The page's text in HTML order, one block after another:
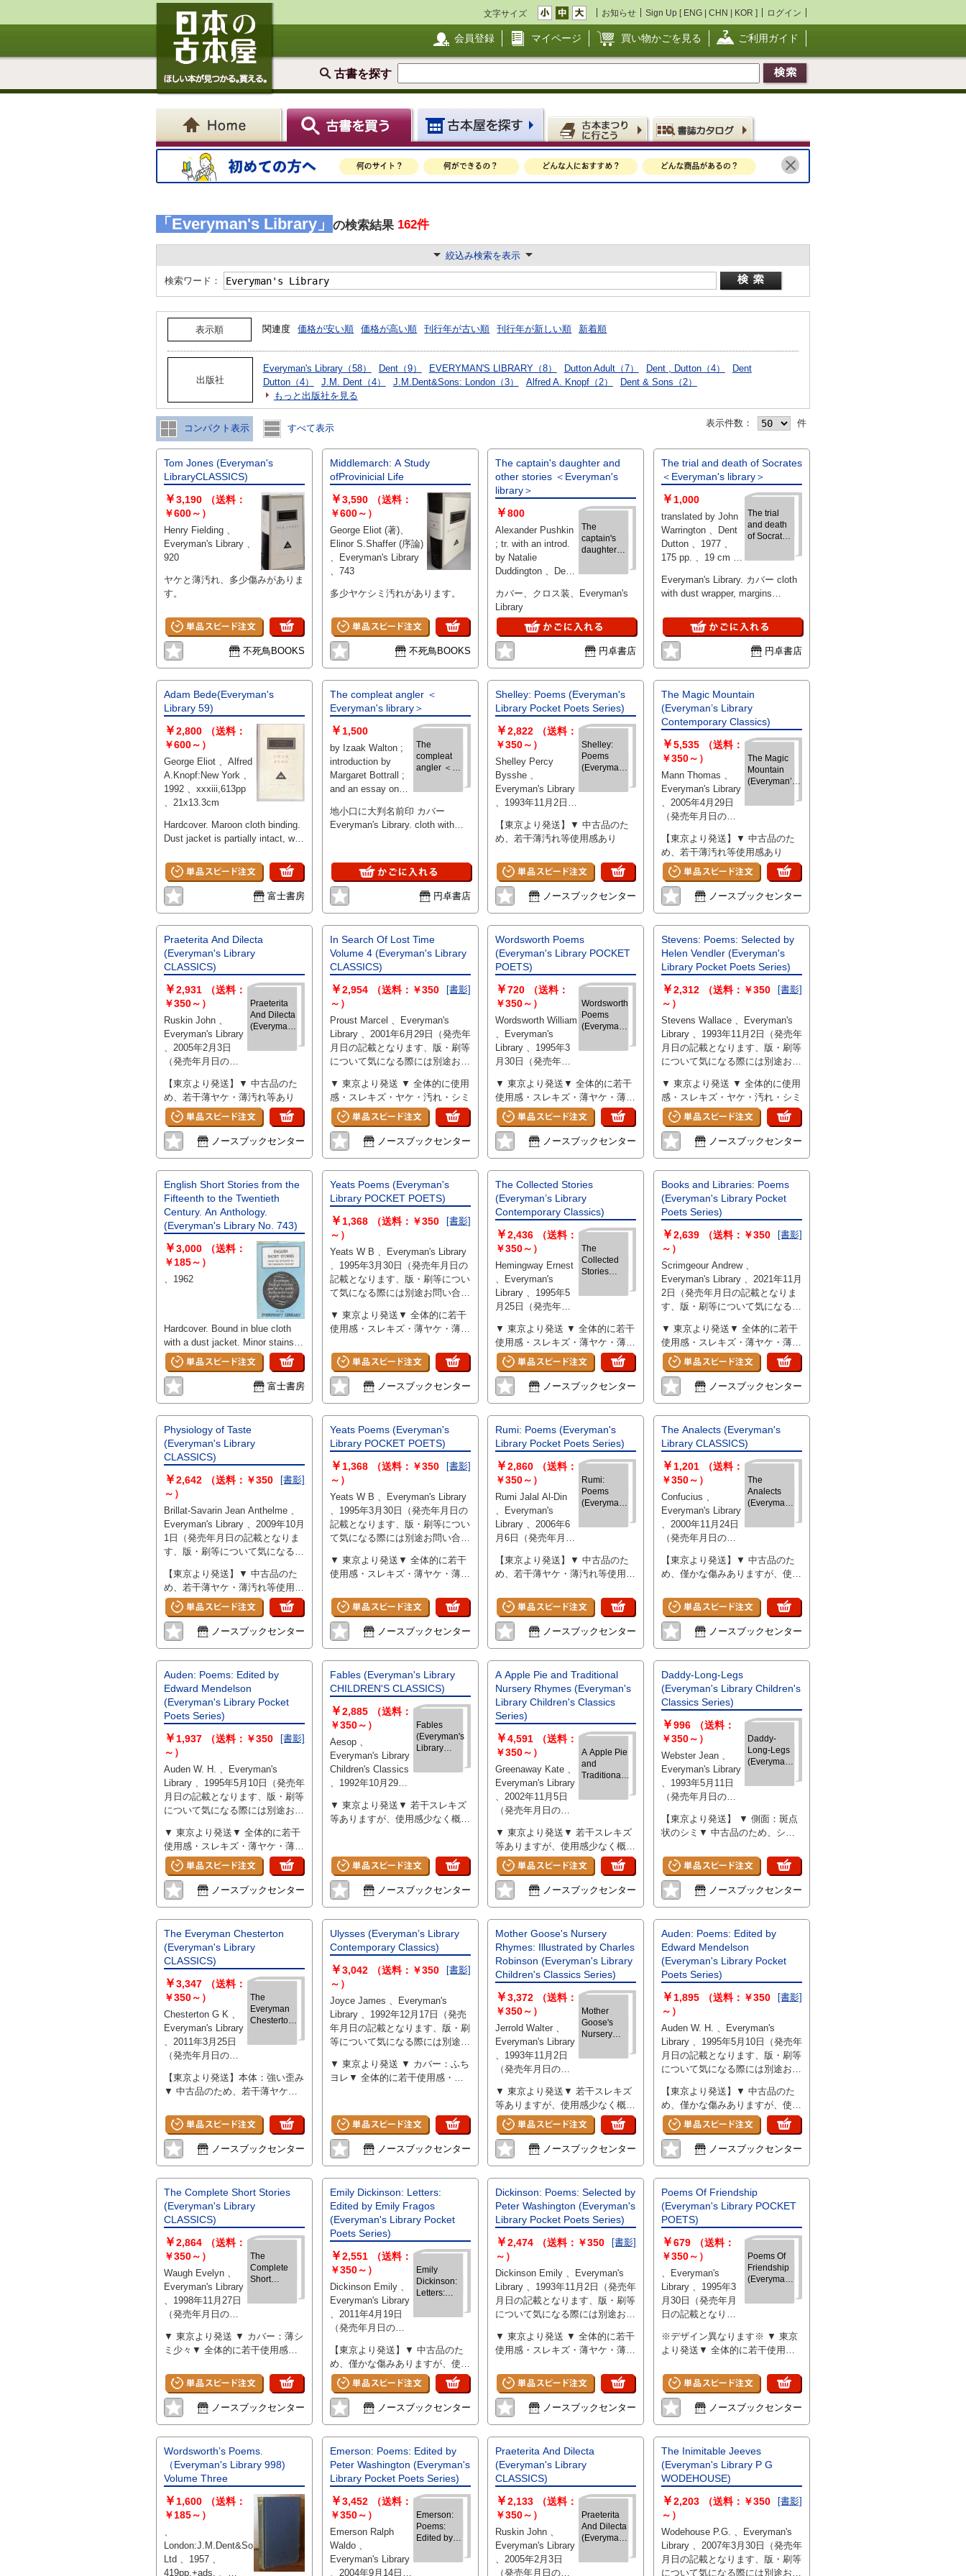
文字サイズ お知らせ Sign Up [ ENG | CHN | KOR ] ログイン
会員登録 マイページ 買い物かごを見る ご利用ガイド
古書を探す
「Everyman's Library」 の検索結果 162件
絞込み検索を表示
検索ワード：
表示順 関連度 価格が安い順 価格が高い順 刊行年が古い順 刊行年が新しい順 新着順
出版社
Everyman's Library（58） Dent（9） EVERYMAN'S LIBRARY（8） Dutton Adult（7） Dent , Dutton（4）
Dent
Dutton（4）
J.M. Dent（4） J.M.Dent&Sons: London（3） Alfred A. Knopf（2）
Dent & Sons（2）
もっと出版社を見る
コンパクト表示 すべて表示 表示件数： 件
Tom Jones (Everyman's
LibraryCLASSICS)
￥3,190
（送料：
￥600～）
Henry Fielding 、
Everyman's Library 、
920
ヤケと薄汚れ、多少傷みがありま
す。
不死鳥BOOKS
Middlemarch: A Study
ofProvinicial Life
￥3,590
（送料：
￥600～）
George Eliot (著)、
Elinor S.Shaffer (序論)
、Everyman's Library
、743
多少ヤケシミ汚れがあります。
不死鳥BOOKS
The captain's daughter and
other stories ＜Everyman's
library＞
The
captain's
daughter
stories ＜
library＞
￥800
Alexander Pushkin
; tr. with an introd.
by Natalie
Duddington 、Dent
viii, 280 p. 、19 cm
、1
カバー、クロス装、Everyman's
Library
円卓書店
The trial and death of Socrates
＜Everyman's library＞
The trial
and death
of Socrates
Everyman's
￥ 1,000
translated by John
Warrington 、Dent
Dutton 、1977 、
175 pp. 、19 cm 、
Everyman's Library. カバー cloth
with dust wrapper, margins
円卓書店
Adam Bede(Everyman's
Library 59)
￥2,800
（送料：
￥600～）
George Eliot 、Alfred
A.Knopf:New York 、
1992 、xxxiii,613pp
、21x13.3cm
Hardcover. Maroon cloth binding.
Dust jacket is partially intact, with
remaining. There is minor
spotting on the top edge. The text
block is bright, crisp, and clean.
富士書房
The compleat angler ＜
Everyman's library＞
The
compleat
angler ＜
library＞
￥ 1,500
by Izaak Walton ;
introduction by
Margaret Bottrall ;
and an essay on
Andrew Lang 、
J.M. Dent 、1970
地小口に大判名前印 カバー
Everyman's Library. cloth with
円卓書店
Shelley: Poems (Everyman's
Library Pocket Poets Series)
Shelley:
Poems
(Everyman's
Pocket
￥2,822
（送料：
￥350～）
Shelley Percy
Bysshe 、
Everyman's Library
、1993年11月2日
載となります、
版・刷等について
途お問い合わせく
ださい） 、256 、
hardcover
【東京より発送】▼ 中古品のた
め、若干薄汚れ等使用感あり
ノースブックセンター
The Magic Mountain
(Everyman’s Library
Contemporary Classics)
The Magic
Mountain
(Everyman’s
Contemporary
￥5,535
（送料：
￥350～）
Mann Thomas 、
Everyman's Library
、2005年4月29日
（発売年月日の記
版・刷等について
気になる際には別
途お問い合わせく
ださい） 、904 、
hardcover
【東京より発送】▼ 中古品のた
め、若干薄汚れ等使用感あり
ノースブックセンター
Praeterita And Dilecta
(Everyman's Library
CLASSICS)
Praeterita
And Dilecta
(Everyman's
CLASSICS)
￥2,931
（送料：
￥350～）
Ruskin John 、
Everyman's Library
、2005年2月3日
（発売年月日の記
版・刷等について
気になる際には別
途お問い合わせく
ださい） 、704 、
hardcover
【東京より発送】▼ 中古品のた
め、若干薄ヤケ・薄汚れ等あり
ノースブックセンター
In Search Of Lost Time
Volume 4 (Everyman's Library
CLASSICS)
[書影]
￥2,954
（送料：￥350
～）
Proust Marcel 、Everyman's
Library 、2001年6月29日（発売年
月日の記載となります、版・刷等
について気になる際には別途お問
hardcover
▼ 東京より発送 ▼ 全体的に使用
感・スレキズ・ヤケ・汚れ・シミ
ノースブックセンター
Wordsworth Poems
(Everyman's Library POCKET
POETS)
Wordsworth
Poems
(Everyman's
POCKET
￥720
（送料：
￥350～）
Wordsworth William
、Everyman's
Library 、1995年3
月30日（発売年月
す、版・刷等につ
いて気になる際に
は別途お問い合わ
せください） 、256
、hardcover
▼ 東京より発送▼ 全体的に若干
使用感・スレキズ・薄ヤケ・薄汚
れ少々
ノースブックセンター
Stevens: Poems: Selected by
Helen Vendler (Everyman's
Library Pocket Poets Series)
[書影]
￥2,312
（送料：￥350
～）
Stevens Wallace 、Everyman's
Library 、1993年11月2日（発売年
月日の記載となります、版・刷等
について気になる際には別途お問
hardcover
▼ 東京より発送 ▼ 全体的に使用
感・スレキズ・ヤケ・汚れ・シミ
ノースブックセンター
English Short Stories from the
Fifteenth to the Twentieth
Century. An Anthology.
(Everyman's Library No. 743)
￥3,000
（送料：
￥185～）
、1962
Hardcover. Bound in blue cloth
with a dust jacket. Minor stains
present on all edges. Light foxing
on the front endpaper and title
page. Underlining and notations
found on the introduction pages
Otherwise, a generally clean
copy.
富士書房
Yeats Poems (Everyman's
Library POCKET POETS)
[書影]
￥ 1,368
（送料：￥350
～）
Yeats W B 、Everyman's Library
、1995年3月30日（発売年月日の
記載となります、版・刷等につい
て気になる際には別途お問い合わ
▼ 東京より発送▼ 全体的に若干
使用感・スレキズ・薄ヤケ・薄汚
ノースブックセンター
The Collected Stories
(Everyman’s Library
Contemporary Classics)
The
Collected
Stories
Library
￥2,436
（送料：
￥350～）
Hemingway Ernest
、Everyman's
Library 、1995年5
月25日（発売年月
す、版・刷等につ
いて気になる際に
は別途お問い合わ
せください） 、788
、hardcover
▼ 東京より発送 ▼ 全体的に若干
使用感・スレキズ・薄ヤケ・薄汚
れ少々
ノースブックセンター
Books and Libraries: Poems
(Everyman's Library Pocket
Poets Series)
[書影]
￥2,639
（送料：￥350
～）
Scrimgeour Andrew 、
Everyman's Library 、2021年11月
2日（発売年月日の記載となりま
す、版・刷等について気になる際
、272 、hardcover
▼ 東京より発送▼ 全体的に若干
使用感・スレキズ・薄ヤケ・薄汚
れ少々
ノースブックセンター
Physiology of Taste
(Everyman's Library
CLASSICS)
[書影]
￥2,642
（送料：￥350
～）
Brillat-Savarin Jean Anthelme 、
Everyman's Library 、2009年10月
1日（発売年月日の記載となりま
す、版・刷等について気になる際
、490 、hardcover
【東京より発送】▼ 中古品のた
め、若干薄ヤケ・薄汚れ等使用感
あり
ノースブックセンター
Yeats Poems (Everyman's
Library POCKET POETS)
[書影]
￥ 1,368
（送料：￥350
～）
Yeats W B 、Everyman's Library
、1995年3月30日（発売年月日の
記載となります、版・刷等につい
て気になる際には別途お問い合わ
▼ 東京より発送▼ 全体的に若干
使用感・スレキズ・薄ヤケ・薄汚
ノースブックセンター
Rumi: Poems (Everyman's
Library Pocket Poets Series)
Rumi:
Poems
(Everyman's
Pocket
￥2,860
（送料：
￥350～）
Rumi Jalal Al-Din
、Everyman's
Library 、2006年6
月6日（発売年月日
す、版・刷等につ
いて気になる際に
せください） 、256
、hardcover
【東京より発送】▼ 中古品のた
め、若干薄ヤケ・薄汚れ等使用感
ノースブックセンター
The Analects (Everyman's
Library CLASSICS)
The
Analects
(Everyman's
CLASSICS)
￥ 1,201
（送料：
￥350～）
Confucius 、
Everyman's Library
、2000年11月24日
（発売年月日の記
版・刷等について
気になる際には別
ださい） 、320 、
hardcover
【東京より発送】▼ 中古品のた
め、僅かな傷みありますが、使用
ノースブックセンター
Auden: Poems: Edited by
Edward Mendelson
(Everyman's Library Pocket
Poets Series)
[書影]
￥ 1,937
（送料：￥350
～）
Auden W. H. 、Everyman's
Library 、1995年5月10日（発売年
月日の記載となります、版・刷等
について気になる際には別途お問
hardcover
▼ 東京より発送▼ 全体的に若干
使用感・スレキズ・薄ヤケ・薄汚
れ少々
ノースブックセンター
Fables (Everyman's Library
CHILDREN'S CLASSICS)
Fables
(Everyman's
Library
CLASSICS)
￥2,885
（送料：
￥350～）
Aesop 、
Everyman's Library
Children's Classics
、1992年10月29日
載となります、
版・刷等について
ださい） 、336 、
hardcover
▼ 東京より発送▼ 若干スレキズ
等ありますが、使用感少なく概ね
ノースブックセンター
A Apple Pie and Traditional
Nursery Rhymes (Everyman's
Library Children's Classics
Series)
A Apple Pie
and
Traditional
Rhymes
Children's
Classics
Series)
￥4,591
（送料：
￥350～）
Greenaway Kate 、
Everyman's Library
、2002年11月5日
（発売年月日の記
版・刷等について
気になる際には別
途お問い合わせく
ださい） 、96 、
hardcover
▼ 東京より発送▼ 若干スレキズ
等ありますが、使用感少なく概ね
良好
ノースブックセンター
Daddy-Long-Legs
(Everyman's Library Children's
Classics Series)
Daddy-
Long-Legs
(Everyman's
Children's
￥996
（送料：
￥350～）
Webster Jean 、
Everyman's Library
、1993年5月11日
（発売年月日の記
版・刷等について
気になる際には別
ださい） 、224 、
hardcover
【東京より発送】 ▼ 側面：斑点
状のシミ▼ 中古品のため、シ
ノースブックセンター
The Everyman Chesterton
(Everyman's Library
CLASSICS)
The
Everyman
Chesterton
Library
￥3,347
（送料：
￥350～）
Chesterton G K 、
Everyman's Library
、2011年3月25日
（発売年月日の記
版・刷等について
気になる際には別
ださい） 、952 、
hardcover
【東京より発送】本体：強い歪み
▼ 中古品のため、若干薄ヤケ・
ノースブックセンター
Ulysses (Everyman’s Library
Contemporary Classics)
[書影]
￥3,042
（送料：￥350
～）
Joyce James 、Everyman's
Library 、1992年12月17日（発売
年月日の記載となります、版・刷
等について気になる際には別途お
hardcover
▼ 東京より発送 ▼ カバー：ふち
ヨレ▼ 全体的に若干使用感・ス
ノースブックセンター
Mother Goose's Nursery
Rhymes: Illustrated by Charles
Robinson (Everyman's Library
Children's Classics Series)
Mother
Goose's
Nursery
Illustrated
(Everyman's
Library
Children's
Classics
Series)
￥3,372
（送料：
￥350～）
Jerrold Walter 、
Everyman's Library
、1993年11月2日
（発売年月日の記
版・刷等について
気になる際には別
途お問い合わせく
ださい） 、320 、
hardcover
▼ 東京より発送▼ 若干スレキズ
等ありますが、使用感少なく概ね
良好
ノースブックセンター
Auden: Poems: Edited by
Edward Mendelson
(Everyman's Library Pocket
Poets Series)
[書影]
￥ 1,895
（送料：￥350
～）
Auden W. H. 、Everyman's
Library 、1995年5月10日（発売年
月日の記載となります、版・刷等
について気になる際には別途お問
hardcover
【東京より発送】▼ 中古品のた
め、僅かな傷みありますが、使用
感少なく概ね良好
ノースブックセンター
The Complete Short Stories
(Everyman's Library
CLASSICS)
The
Complete
Short
(Everyman's
￥2,864
（送料：
￥350～）
Waugh Evelyn 、
Everyman's Library
、1998年11月27日
（発売年月日の記
版・刷等について
気になる際には別
ださい） 、704 、
hardcover
▼ 東京より発送 ▼ カバー：薄シ
ミ少々▼ 全体的に若干使用感・
ノースブックセンター
Emily Dickinson: Letters:
Edited by Emily Fragos
(Everyman's Library Pocket
Poets Series)
Emily
Dickinson:
Letters:
Emily
Library
Pocket
Poets
Series)
￥2,551
（送料：
￥350～）
Dickinson Emily 、
Everyman's Library
、2011年4月19日
（発売年月日の記
版・刷等について
気になる際には別
途お問い合わせく
ださい） 、256 、
hardcover
【東京より発送】▼ 中古品のた
め、僅かな傷みありますが、使用
感少なく概ね良好
ノースブックセンター
Dickinson: Poems: Selected by
Peter Washington (Everyman's
Library Pocket Poets Series)
[書影]
￥2,474
（送料：￥350
～）
Dickinson Emily 、Everyman's
Library 、1993年11月2日（発売年
月日の記載となります、版・刷等
について気になる際には別途お問
hardcover
▼ 東京より発送 ▼ 全体的に若干
使用感・スレキズ・薄ヤケ・薄汚
ノースブックセンター
Poems Of Friendship
(Everyman's Library POCKET
POETS)
Poems Of
Friendship
(Everyman's
POCKET
￥679
（送料：
￥350～）
、Everyman's
Library 、1995年3
月30日（発売年月
日の記載となりま
いて気になる際に
は別途お問い合わ
、hardcover
※デザイン異なります※ ▼ 東京
より発送▼ 全体的に若干使用
少々
ノースブックセンター
Wordsworth’s Poems.
（Everyman's Library 998)
Volume Three
￥ 1,600
（送料：
￥185～）
London:J.M.Dent&Sons
Ltd 、1957 、
419pp.+ads. 、
Emerson: Poems: Edited by
Peter Washington (Everyman's
Library Pocket Poets Series)
Emerson:
Poems:
Edited by
Washington
￥3,452
（送料：
￥350～）
Emerson Ralph
Waldo 、
Everyman's Library
、2004年9月14日
Praeterita And Dilecta
(Everyman's Library
CLASSICS)
Praeterita
And Dilecta
(Everyman's
CLASSICS)
￥2,133
（送料：
￥350～）
Ruskin John 、
Everyman's Library
、2005年2月3日
（発売年月日の記
The Inimitable Jeeves
(Everyman's Library P G
WODEHOUSE)
[書影]
￥2,203
（送料：￥350
～）
Wodehouse P.G. 、Everyman's
Library 、2007年3月30日（発売年
月日の記載となります、版・刷等
について気になる際には別途お問